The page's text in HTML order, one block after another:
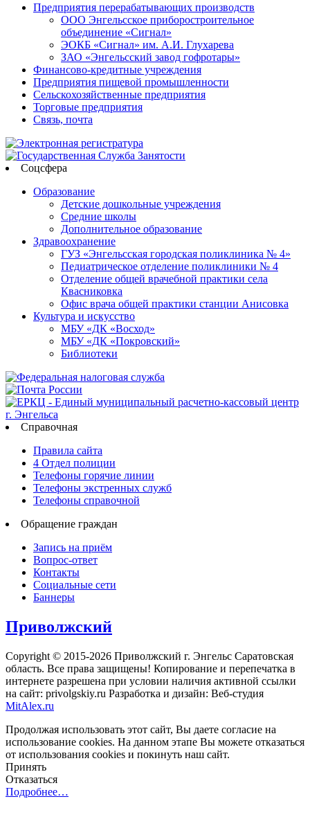
Предприятия перерабатывающих производств
ООО Энгельсское приборостроительное
объединение «Сигнал»
ЭОКБ «Сигнал» им. А.И. Глухарева
ЗАО «Энгельсский завод гофротары»
Финансово-кредитные учреждения
Предприятия пищевой промышленности
Сельскохозяйственные предприятия
Торговые предприятия
Связь, почта
Соцсфера
Образование
Детские дошкольные учреждения
Средние школы
Дополнительное образование
Здравоохранение
ГУЗ «Энгельсская городская поликлиника № 4»
Педиатрическое отделение поликлиники № 4
Отделение общей врачебной практики села
Квасниковка
Офис врача общей практики станции Анисовка
Культура и искусство
МБУ «ДК «Восход»
МБУ «ДК «Покровский»
Библиотеки
Справочная
Правила сайта
4 Отдел полиции
Телефоны горячие линии
Телефоны экстренных служб
Телефоны справочной
Обращение граждан
Запись на приём
Вопрос-ответ
Контакты
Социальные сети
Баннеры
Приволжский
Copyright © 2015-2026 Приволжский г. Энгельс Саратовская
область. Все права защищены! Копирование и перепечатка в
интернете разрешена при условии наличия активной ссылки
на сайт: privolgskiy.ru Разработка и дизайн: Веб-студия
MitAlex.ru
Продолжая использовать этот сайт, Вы даете согласие на
использование cookies. На данном этапе Вы можете отказаться
от использования cookies и покинуть наш сайт.
Принять
Отказаться
Подробнее…